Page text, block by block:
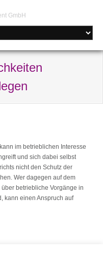
im betrieblichen Interesse
und sich dabei selbst
nicht den Schutz der
Wer dagegen auf dem
betriebliche Vorgänge in
kann einen Anspruch auf